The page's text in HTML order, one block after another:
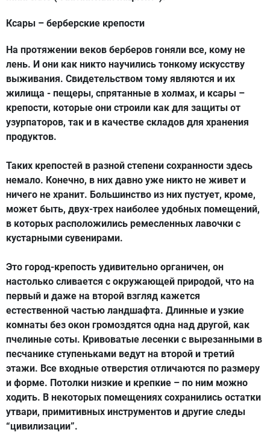
Ксары – берберские крепости
На протяжении веков берберов гоняли все, кому не
лень. И они как никто научились тонкому искусству
выживания. Свидетельством тому являются и их
жилища - пещеры, спрятанные в холмах, и ксары –
крепости, которые они строили как для защиты от
узурпаторов, так и в качестве складов для хранения
продуктов.
Таких крепостей в разной степени сохранности здесь
немало. Конечно, в них давно уже никто не живет и
ничего не хранит. Большинство из них пустует, кроме,
может быть, двух-трех наиболее удобных помещений,
в которых расположились ремесленных лавочки с
кустарными сувенирами.
Это город-крепость удивительно органичен, он
настолько сливается с окружающей природой, что на
первый и даже на второй взгляд кажется
естественной частью ландшафта. Длинные и узкие
комнаты без окон громоздятся одна над другой, как
пчелиные соты. Кривоватые лесенки с вырезанными в
песчанике ступеньками ведут на второй и третий
этажи. Все входные отверстия отличаются по размеру
и форме. Потолки низкие и крепкие – по ним можно
ходить. В некоторых помещениях сохранились остатки
утвари, примитивных инструментов и другие следы
“цивилизации”.